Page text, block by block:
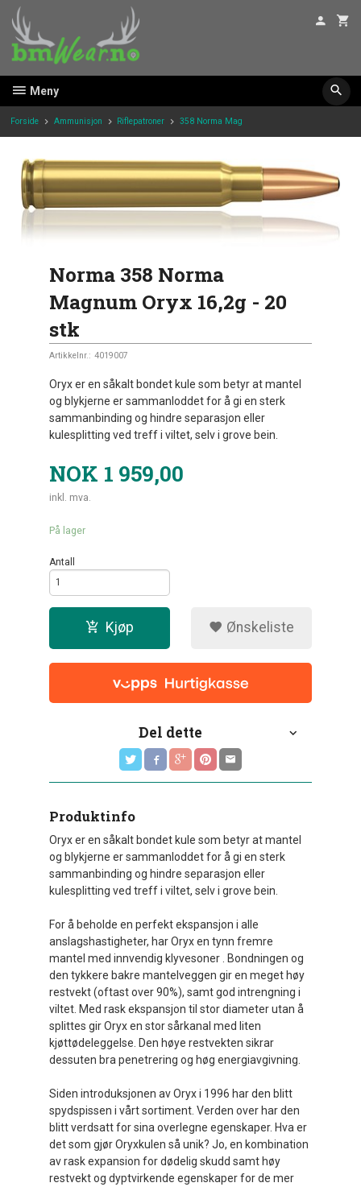
innholdet
Meny
Forside Ammunisjon Riflepatroner 358 Norma Mag
Norma 358 Norma
Magnum Oryx 16,2g - 20
stk
Artikkelnr.: 4019007
Oryx er en såkalt bondet kule som betyr at mantel
og blykjerne er sammanloddet for å gi en sterk
sammanbinding og hindre separasjon eller
kulesplitting ved treff i viltet, selv i grove bein.
NOK 1 959,00
inkl. mva.
På lager
Antall
Kjøp Ønskeliste
Del dette
Produktinfo
Oryx er en såkalt bondet kule som betyr at mantel
og blykjerne er sammanloddet for å gi en sterk
sammanbinding og hindre separasjon eller
kulesplitting ved treff i viltet, selv i grove bein.
For å beholde en perfekt ekspansjon i alle
anslagshastigheter, har Oryx en tynn fremre
mantel med innvendig klyvesoner . Bondningen og
den tykkere bakre mantelveggen gir en meget høy
restvekt (oftast over 90%), samt god intrengning i
viltet. Med rask ekspansjon til stor diameter utan å
splittes gir Oryx en stor sårkanal med liten
kjøttødeleggelse. Den høye restvekten sikrar
dessuten bra penetrering og høg energiavgivning.
Siden introduksjonen av Oryx i 1996 har den blitt
spydspissen i vårt sortiment. Verden over har den
blitt verdsatt for sina overlegne egenskaper. Hva er
det som gjør Oryxkulen så unik? Jo, en kombination
av rask expansion for dødelig skudd samt høy
restvekt og dyptvirkende egenskaper for de mer